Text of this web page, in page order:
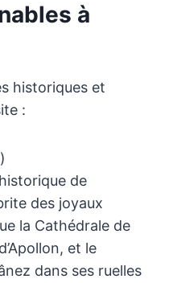
à
historiques et
:
de
des joyaux
la Cathédrale de
et le
dans ses ruelles